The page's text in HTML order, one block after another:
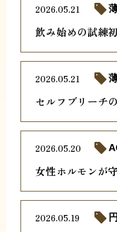
飲み始めの試練
2026.05.21
セルフブリーチ
2026.05.21
女性ホルモンが
2026.05.20
2026.05.19